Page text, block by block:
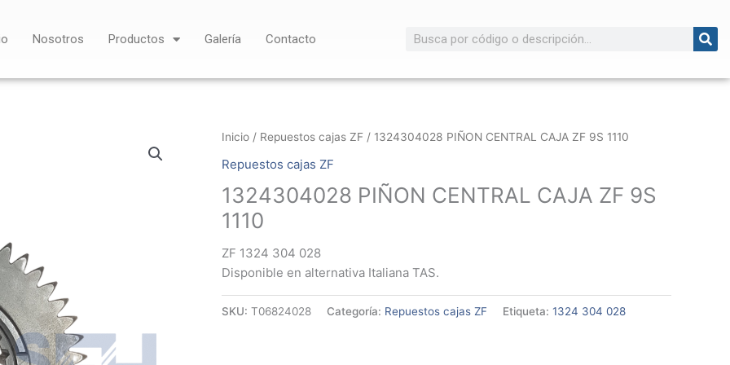
Nosotros Productos Galería Contacto Buscar
Inicio / Repuestos cajas ZF / 1324304028 PIÑON CENTRAL CAJA ZF 9S 1110
Repuestos cajas ZF
1324304028 PIÑON CENTRAL CAJA ZF 9S
1110
ZF 1324 304 028
Disponible en alternativa Italiana TAS.
SKU: T06824028 Categoría: Repuestos cajas ZF Etiqueta: 1324 304 028